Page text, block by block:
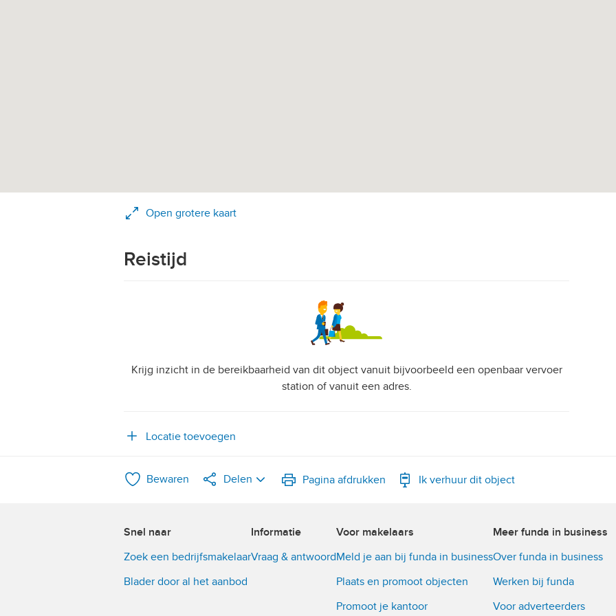
Open grotere kaart
Reistijd
Krijg inzicht in de bereikbaarheid van dit object vanuit bijvoorbeeld een openbaar vervoer
station of vanuit een adres.
Locatie toevoegen
Bewaren Delen Pagina afdrukken Ik verhuur dit object
Snel naar
Zoek een bedrijfsmakelaar
Blader door al het aanbod
Informatie
Vraag & antwoord
Voor makelaars
Meld je aan bij funda in business
Plaats en promoot objecten
Promoot je kantoor
Meer funda in business
Over funda in business
Werken bij funda
Voor adverteerders